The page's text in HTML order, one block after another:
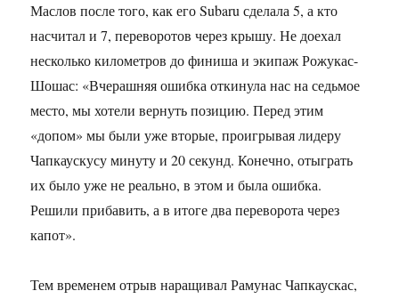
Маслов после того, как его Subaru сделала 5, а кто
насчитал и 7, переворотов через крышу. Не доехал
несколько километров до финиша и экипаж Рожукас-
Шошас: «Вчерашняя ошибка откинула нас на седьмое
место, мы хотели вернуть позицию. Перед этим
«допом» мы были уже вторые, проигрывая лидеру
Чапкаускусу минуту и 20 секунд. Конечно, отыграть
их было уже не реально, в этом и была ошибка.
Решили прибавить, а в итоге два переворота через
капот».
Тем временем отрыв наращивал Рамунас Чапкаускас,